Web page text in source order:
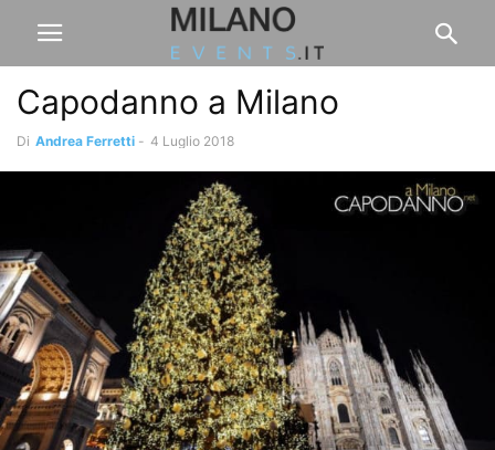
Capodanno a Milano
Di Andrea Ferretti - 4 Luglio 2018